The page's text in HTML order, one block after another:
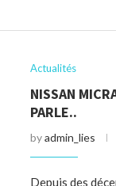
Actualités
NISSAN
PARLE..
byadmin_lies
Depuis des